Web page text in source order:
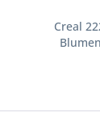
Creal